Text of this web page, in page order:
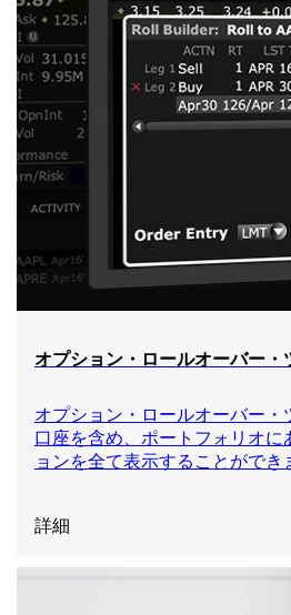
オプション・ロールオーバー・
オプション・ロールオーバー・
口座を含め、ポートフォリオに
ョンを全て表示することができ
詳細